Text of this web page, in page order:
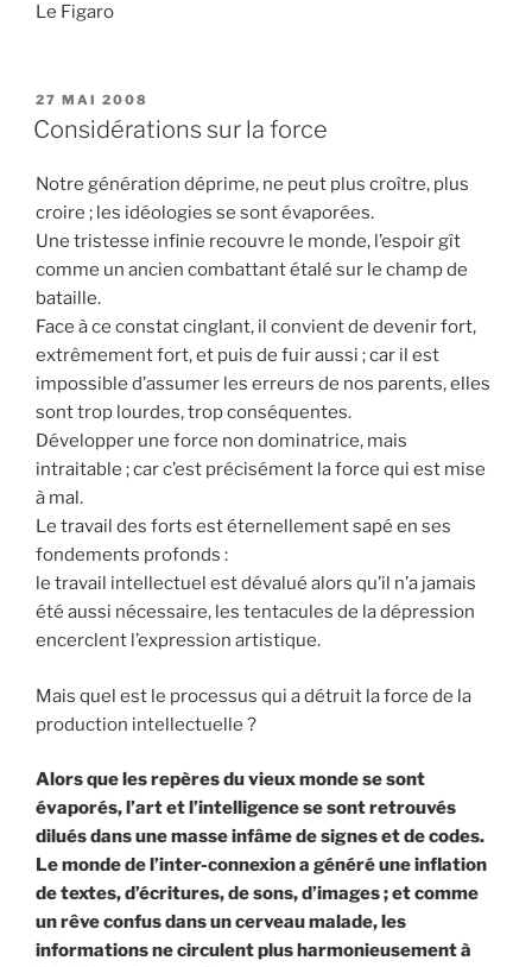
Le Figaro
PUBLIÉ
LE
27 MAI 2008
Considérations sur la force
Notre génération déprime, ne peut plus croître, plus
croire ; les idéologies se sont évaporées.
Une tristesse infinie recouvre le monde, l’espoir gît
comme un ancien combattant étalé sur le champ de
bataille.
Face à ce constat cinglant, il convient de devenir fort,
extrêmement fort, et puis de fuir aussi ; car il est
impossible d’assumer les erreurs de nos parents, elles
sont trop lourdes, trop conséquentes.
Développer une force non dominatrice, mais
intraitable ; car c’est précisément la force qui est mise
à mal.
Le travail des forts est éternellement sapé en ses
fondements profonds :
le travail intellectuel est dévalué alors qu’il n’a jamais
été aussi nécessaire, les tentacules de la dépression
encerclent l’expression artistique.
Mais quel est le processus qui a détruit la force de la
production intellectuelle ?
Alors que les repères du vieux monde se sont
évaporés, l’art et l’intelligence se sont retrouvés
dilués dans une masse infâme de signes et de codes.
Le monde de l’inter-connexion a généré une inflation
de textes, d’écritures, de sons, d’images ; et comme
un rêve confus dans un cerveau malade, les
informations ne circulent plus harmonieusement à